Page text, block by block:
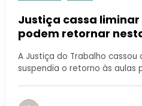
Justiça cassa liminar
podem retornar
A Justiça do Trabalho cassou
suspendia o retorno às aulas